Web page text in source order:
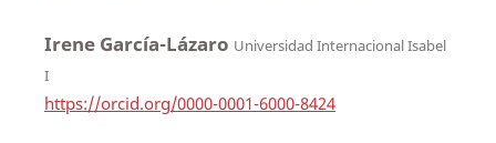
Irene García-Lázaro Universidad Internacional Isabel
I
https://orcid.org/0000-0001-6000-8424